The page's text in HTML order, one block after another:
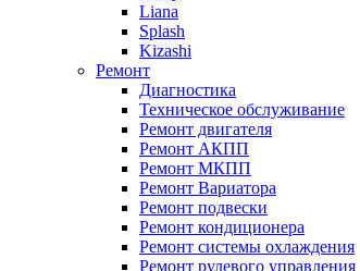
Liana
Splash
Kizashi
Ремонт
Диагностика
Техническое обслуживание
Ремонт двигателя
Ремонт АКПП
Ремонт МКПП
Ремонт Вариатора
Ремонт подвески
Ремонт кондиционера
Ремонт системы охлаждения
Ремонт рулевого управления